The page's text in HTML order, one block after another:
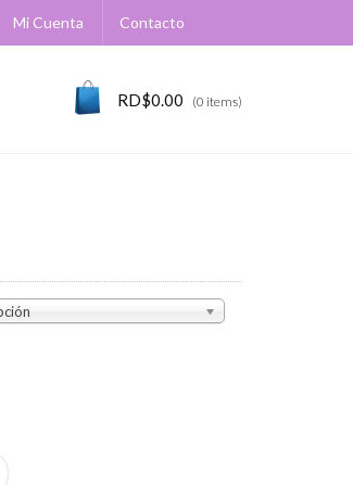
Mi Cuenta Contacto
RD$0.00 (0 items)